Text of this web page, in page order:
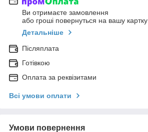
Ви отримаєте замовлення
або гроші повернуться на вашу картку
Детальніше
Післяплата
Готівкою
Оплата за реквізитами
Всі умови оплати
Умови повернення